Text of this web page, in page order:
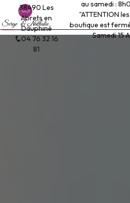
38490 Les
Abrets en
Dauphiné
04 76 32 16
81
au samedi :
"ATTENTION
boutique est
Samedi 15
Panneau de gestion des cookies